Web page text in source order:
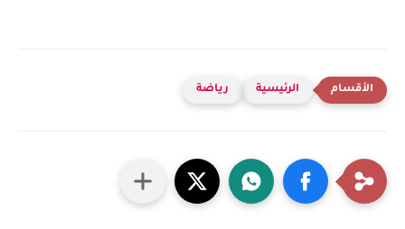
الرئيسية رياضة